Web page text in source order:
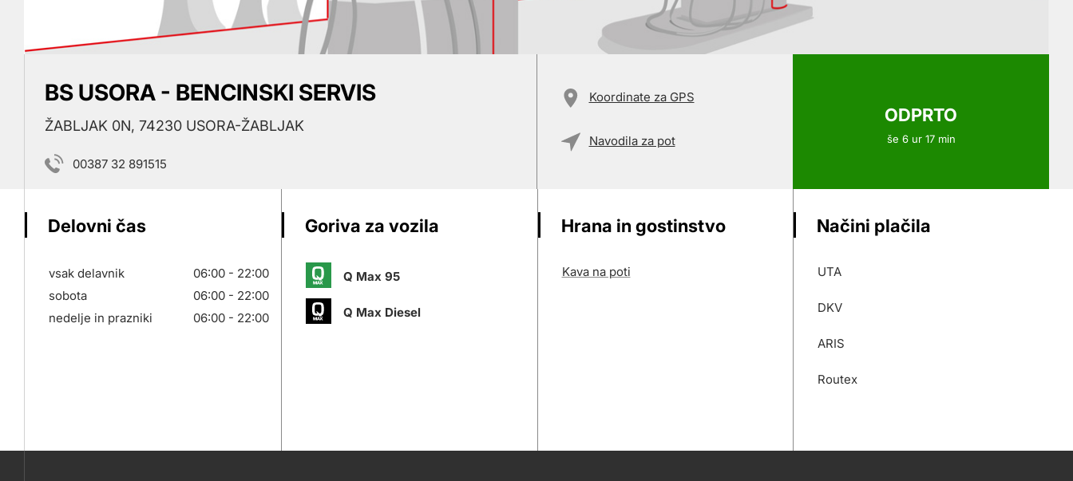
ODPRTO
še 6 ur 17 min
BS USORA - BENCINSKI SERVIS
ŽABLJAK 0N, 74230 USORA-ŽABLJAK
00387 32 891515
Koordinate za GPS
Navodila za pot
Delovni čas
vsak delavnik
06:00 - 22:00
sobota
06:00 - 22:00
nedelje in prazniki
06:00 - 22:00
Goriva za vozila
Q Max 95
Q Max Diesel
Hrana in gostinstvo
Kava na poti
Načini plačila
UTA
DKV
ARIS
Routex